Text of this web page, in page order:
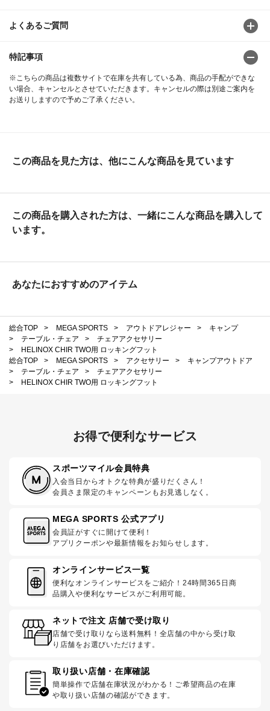
よくあるご質問
特記事項
※こちらの商品は複数サイトで在庫を共有している為、商品の手配ができな
い場合、キャンセルとさせていただきます。キャンセルの際は別途ご案内を
お送りしますので予めご了承ください。
この商品を見た方は、他にこんな商品を見ています
この商品を購入された方は、一緒にこんな商品を購入して
います。
あなたにおすすめのアイテム
総合TOP > MEGA SPORTS > アウトドアレジャー >
キャンプ
>
テーブル・チェア >
チェアアクセサリー
>
HELINOX CHIR TWO用 ロッキングフット
総合TOP
> MEGA SPORTS > アクセサリー >
キャンプアウトドア
>
テーブル・チェア >
チェアアクセサリー
>
HELINOX CHIR TWO用 ロッキングフット
お得で便利なサービス
スポーツマイル会員特典
入会当日からオトクな特典が盛りだくさん！
会員さま限定のキャンペーンもお見逃しなく。
MEGA SPORTS 公式アプリ
会員証がすぐに開けて便利！
アプリクーポンや最新情報をお知らせします。
オンラインサービス一覧
便利なオンラインサービスをご紹介！24時間365日商
品購入や便利なサービスがご利用可能。
ネットで注文 店舗で受け取り
店舗で受け取りなら送料無料！全店舗の中から受け取
り店舗をお選びいただけます。
取り扱い店舗・在庫確認
簡単操作で店舗在庫状況がわかる！ご希望商品の在庫
や取り扱い店舗の確認ができます。